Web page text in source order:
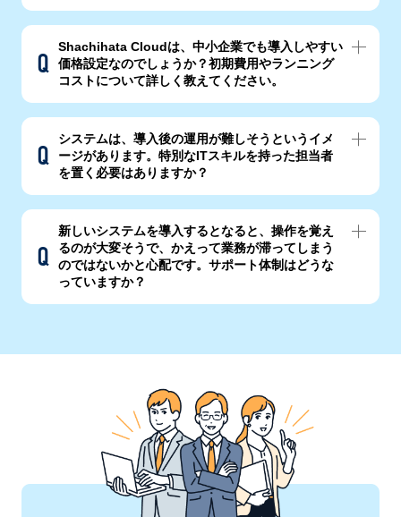
Shachihata Cloudは、中小企業でも導入しやすい
価格設定なのでしょうか？初期費用やランニング
コストについて詳しく教えてください。
システムは、導入後の運用が難しそうというイメ
ージがあります。特別なITスキルを持った担当者
を置く必要はありますか？
新しいシステムを導入するとなると、操作を覚え
るのが大変そうで、かえって業務が滞ってしまう
のではないかと心配です。サポート体制はどうな
っていますか？